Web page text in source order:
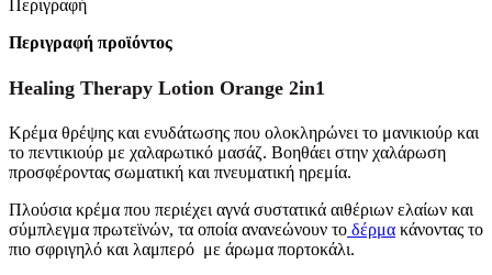
Περιγραφή
Περιγραφή προϊόντος
Healing Therapy Lotion Orange 2in1
Κρέμα θρέψης και ενυδάτωσης που ολοκληρώνει το μανικιούρ και
το πεντικιούρ με χαλαρωτικό μασάζ. Βοηθάει στην χαλάρωση
προσφέροντας σωματική και πνευματική ηρεμία.
Πλούσια κρέμα που περιέχει αγνά συστατικά αιθέριων ελαίων και
σύμπλεγμα πρωτεϊνών, τα οποία ανανεώνουν το δέρμα κάνοντας το
πιο σφριγηλό και λαμπερό με άρωμα πορτοκάλι.